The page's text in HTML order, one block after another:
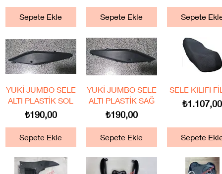
Sepete Ekle Sepete Ekle Sepete
Hızlı Bakış
YUKİ JUMBO SELE
ALTI PLASTİK SOL
Fiyat
₺190,00
Sepete Ekle
Hızlı Bakış
YUKİ JUMBO SELE
ALTI PLASTİK SAĞ
Fiyat
₺190,00
Sepete Ekle
Hızlı Bakış
SELE KILIFI
Fiyat
₺1.107,00
Sepete